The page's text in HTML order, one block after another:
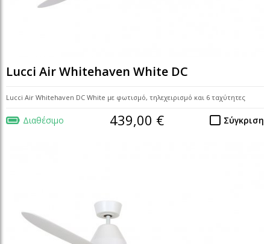
Lucci Air Whitehaven White DC
Lucci Air Whitehaven DC White με φωτισμό, τηλεχειρισμό και 6 ταχύτητες
Διαθέσιμο Σύγκριση
439,00 €